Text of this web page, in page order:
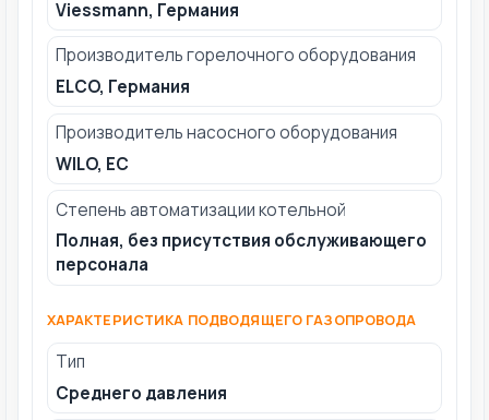
Viessmann, Германия
Производитель горелочного оборудования
ELCO, Германия
Производитель насосного оборудования
WILO, ЕС
Степень автоматизации котельной
Полная, без присутствия обслуживающего
персонала
ХАРАКТЕРИСТИКА ПОДВОДЯЩЕГО ГАЗОПРОВОДА
Тип
Среднего давления